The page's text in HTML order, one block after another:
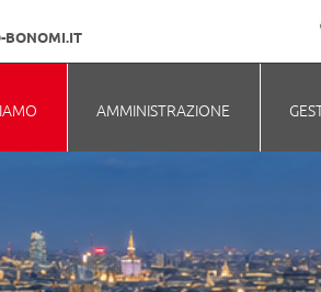
BONOMI.IT
AMMINISTRAZIONE